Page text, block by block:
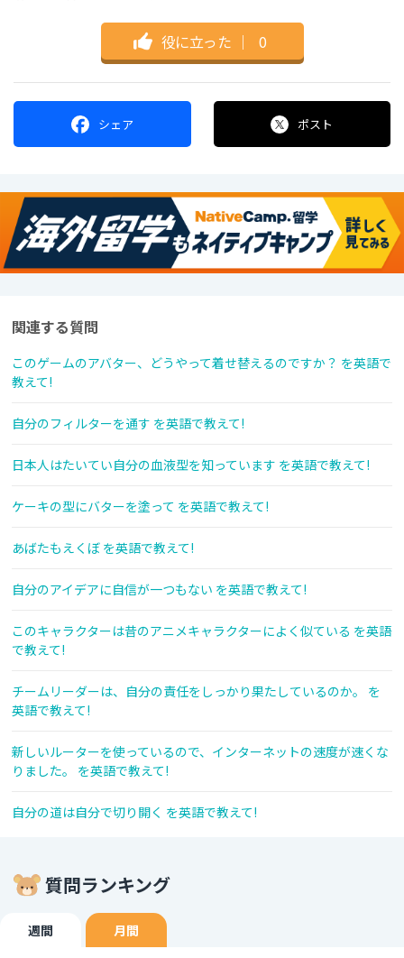
役に立った ｜ 0
シェア ポスト
関連する質問
このゲームのアバター、どうやって着せ替えるのですか？ を英語で
教えて!
自分のフィルターを通す を英語で教えて!
日本人はたいてい自分の血液型を知っています を英語で教えて!
ケーキの型にバターを塗って を英語で教えて!
あばたもえくぼ を英語で教えて!
自分のアイデアに自信が一つもない を英語で教えて!
このキャラクターは昔のアニメキャラクターによく似ている を英語
で教えて!
チームリーダーは、自分の責任をしっかり果たしているのか。 を
英語で教えて!
新しいルーターを使っているので、インターネットの速度が速くな
りました。 を英語で教えて!
自分の道は自分で切り開く を英語で教えて!
質問ランキング
週間 月間